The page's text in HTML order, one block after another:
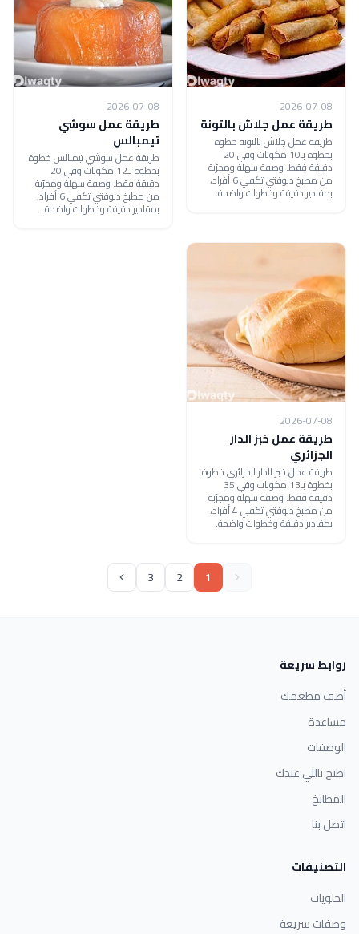
2026-07-08
طريقة عمل جلاش بالتونة
طريقة عمل جلاش بالتونة خطوة
بخطوة بـ10 مكونات وفي 20
دقيقة فقط. وصفة سهلة ومجرّبة
من مطبخ دلوقتي تكفي 6 أفراد،
بمقادير دقيقة وخطوات واضحة.
2026-07-08
طريقة عمل سوشي
تيمبالس
طريقة عمل سوشي تيمبالس خطوة
بخطوة بـ12 مكونات وفي 20
دقيقة فقط. وصفة سهلة ومجرّبة
من مطبخ دلوقتي تكفي 6 أفراد،
بمقادير دقيقة وخطوات واضحة.
2026-07-08
طريقة عمل خبز الدار
الجزائري
طريقة عمل خبز الدار الجزائري خطوة
بخطوة بـ13 مكونات وفي 35
دقيقة فقط. وصفة سهلة ومجرّبة
من مطبخ دلوقتي تكفي 4 أفراد،
بمقادير دقيقة وخطوات واضحة.
1
2
3
روابط سريعة
أضف مطعمك
مساعدة
الوصفات
اطبخ باللي عندك
المطابخ
اتصل بنا
التصنيفات
الحلويات
وصفات سريعة